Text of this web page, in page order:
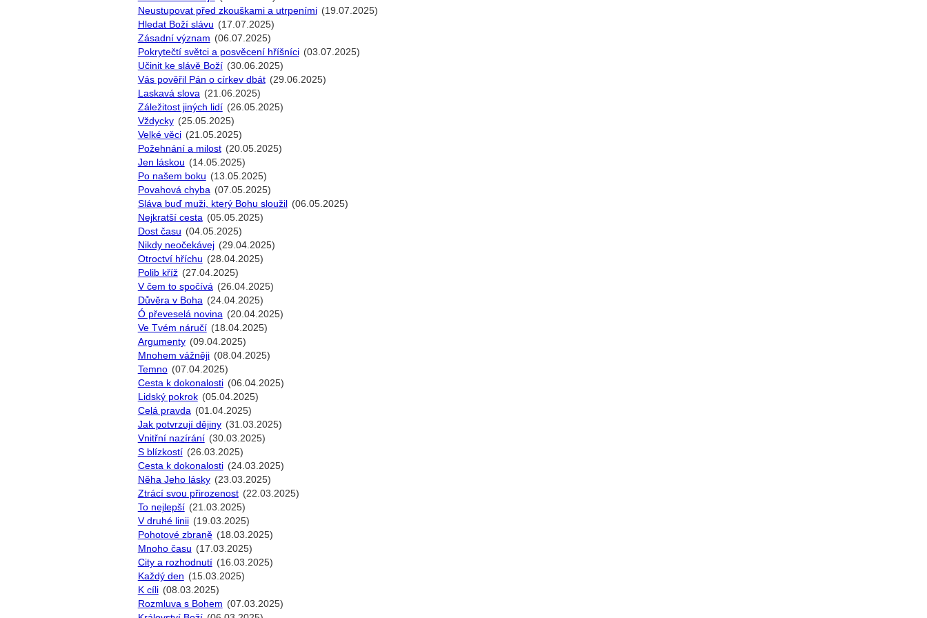
Neustupovat před zkouškami a utrpeními (19.07.2025)
Hledat Boží slávu (17.07.2025)
Zásadní význam (06.07.2025)
Pokrytečtí světci a posvěcení hříšníci (03.07.2025)
Učinit ke slávě Boží (30.06.2025)
Vás pověřil Pán o církev dbát (29.06.2025)
Laskavá slova (21.06.2025)
Záležitost jiných lidí (26.05.2025)
Vždycky (25.05.2025)
Velké věci (21.05.2025)
Požehnání a milost (20.05.2025)
Jen láskou (14.05.2025)
Po našem boku (13.05.2025)
Povahová chyba (07.05.2025)
Sláva buď muži, který Bohu sloužil
(06.05.2025)
Nejkratší cesta (05.05.2025)
Dost času (04.05.2025)
Nikdy neočekávej (29.04.2025)
Otroctví hříchu (28.04.2025)
Polib kříž (27.04.2025)
V čem to spočívá (26.04.2025)
Důvěra v Boha (24.04.2025)
Ó převeselá novina (20.04.2025)
Ve Tvém náručí (18.04.2025)
Argumenty (09.04.2025)
Mnohem vážněji (08.04.2025)
Temno (07.04.2025)
Cesta k dokonalosti (06.04.2025)
Lidský pokrok (05.04.2025)
Celá pravda (01.04.2025)
Jak potvrzují dějiny (31.03.2025)
Vnitřní nazírání (30.03.2025)
S blízkostí (26.03.2025)
Cesta k dokonalosti (24.03.2025)
Něha Jeho lásky (23.03.2025)
Ztrácí svou přirozenost (22.03.2025)
To nejlepší (21.03.2025)
V druhé linii (19.03.2025)
Pohotové zbraně (18.03.2025)
Mnoho času (17.03.2025)
City a rozhodnutí (16.03.2025)
Každý den (15.03.2025)
K cíli (08.03.2025)
Rozmluva s Bohem (07.03.2025)